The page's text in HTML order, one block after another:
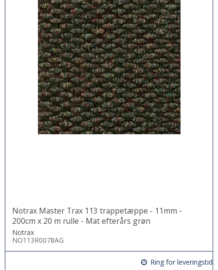
Notrax Master Trax 113 trappetæppe - 11mm -
200cm x 20 m rulle - Mat efterårs grøn
Notrax
NO113R0078AG
Ring for leveringstid